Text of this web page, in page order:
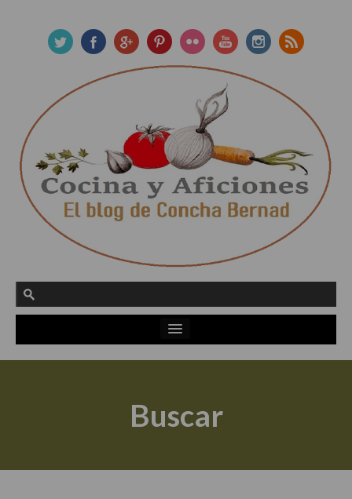
Actualidad y recomendaciones
Apuntes, estudios sobre temas interesantes e
Aceite de Oliva Virgen Extra (AOVE)
Buscar